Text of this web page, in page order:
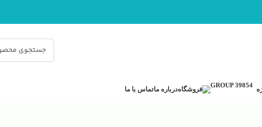
فروشگاهدرباره ماتماس با ما